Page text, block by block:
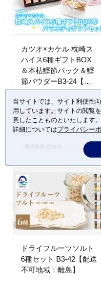
カツオ×カケル 枕崎ス
パイス6種ギフトBOX
＆本枯鰹節パック＆鰹
節パウダーB3-24【配
送不可地域：離島】
23,000円
ドライフルーツソルト
6種セット B3-42【配送
不可地域：離島】
当サイトでは、サイト利便性
用しています。サイトの閲覧
意したことものといたします。
詳細についてはプライバシー